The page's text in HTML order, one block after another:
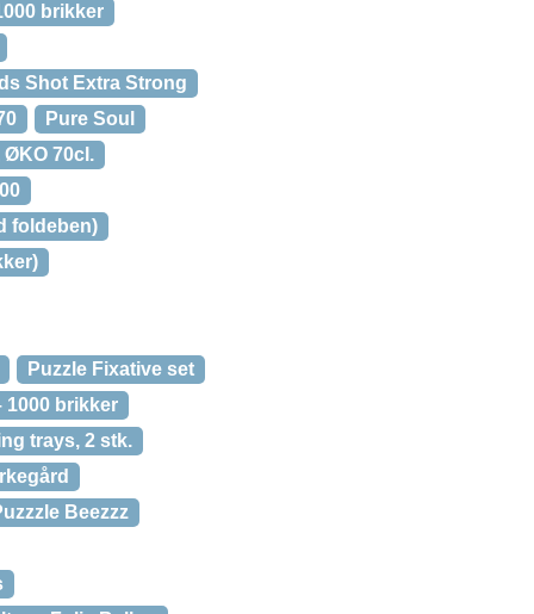
brikker
Shot Extra Strong
Pure Soul
ØKO 70cl.
foldeben)
Puzzle Fixative set
1000 brikker
trays, 2 stk.
Beezzz